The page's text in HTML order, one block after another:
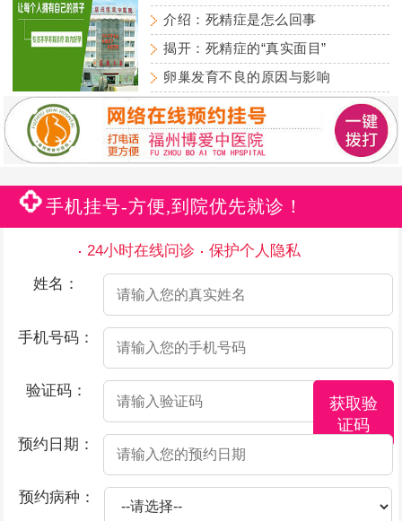
介绍：死精症是怎么回事
揭开：死精症的“真实面目”
卵巢发育不良的原因与影响
手机挂号-方便,到院优先就诊！
24小时在线问诊
保护个人隐私
姓名：
手机号码：
验证码：
获取验
证码
预约日期：
预约病种：